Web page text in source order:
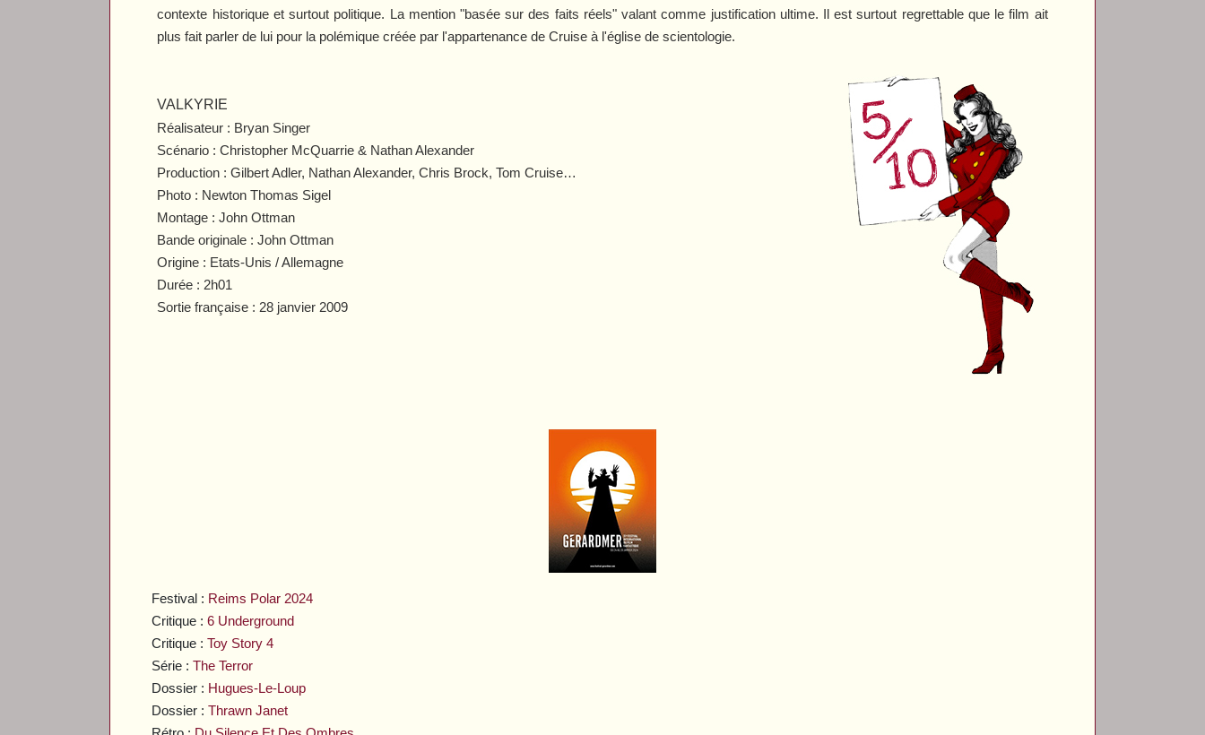
Festival : Reims Polar 2024
Critique :6 Underground
Critique :Toy Story 4
Série :The Terror
Dossier : Hugues-Le-Loup
Dossier :Thrawn Janet
contexte historique et surtout politique. La mention "basée sur des faits réels" valant comme justification ultime. Il est surtout regrettable que le film ait
plus fait parler de lui pour la polémique créée par l'appartenance de Cruise à l'église de scientologie.
VALKYRIE
Réalisateur : Bryan Singer
Scénario : Christopher McQuarrie & Nathan Alexander
Production : Gilbert Adler, Nathan Alexander, Chris Brock, Tom Cruise…
Photo : Newton Thomas Sigel
Montage : John Ottman
Bande originale : John Ottman
Origine : Etats-Unis / Allemagne
Durée : 2h01
Sortie française : 28 janvier 2009